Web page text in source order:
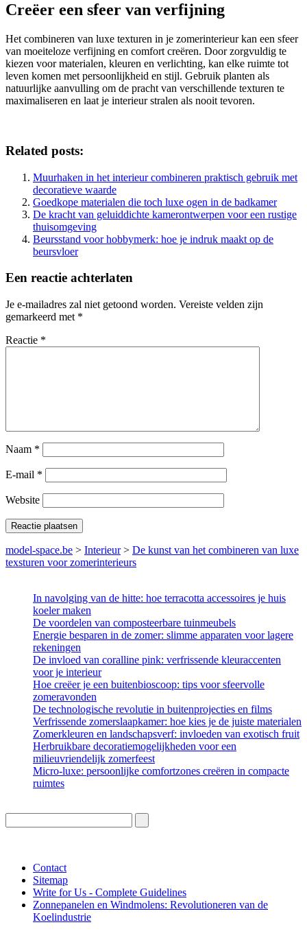
Creëer een sfeer van verfijning
Het combineren van luxe texturen in je zomerinterieur kan een sfeer
van moeiteloze verfijning en comfort creëren. Door zorgvuldig te
kiezen voor materialen, kleuren en verlichting, kan elke ruimte tot
leven komen met persoonlijkheid en stijl. Gebruik planten als
natuurlijke aanvulling om de pracht van verschillende texturen te
maximaliseren en laat je interieur stralen als nooit tevoren.
Related posts:
Muurhaken in het interieur combineren praktisch gebruik met
decoratieve waarde
Goedkope materialen die toch luxe ogen in de badkamer
De kracht van geluiddichte kamerontwerpen voor een rustige
thuisomgeving
Beursstand voor hobbymerk: hoe je indruk maakt op de
beursvloer
Een reactie achterlaten
Je e-mailadres zal niet getoond worden. Vereiste velden zijn
gemarkeerd met *
Reactie *
Naam *
E-mail *
Website
model-space.be > Interieur> De kunst van het combineren van luxe
texsturen voor zomerinterieurs
In navolging van de hitte: hoe terracotta accessoires je huis
koeler maken
De voordelen van composteerbare tuinmeubels
Energie besparen in de zomer: slimme apparaten voor lagere
rekeningen
De invloed van coralline pink: verfrissende kleuraccenten
voor je interieur
Hoe creëer je een buitenbioscoop: tips voor sfeervolle
zomeravonden
De technologische revolutie in buitenprojecties en films
Verfrissende zomerslaapkamer: hoe kies je de juiste materialen
Zomerkleuren en landschapsverf: invloeden van exotisch fruit
Herbruikbare decoratiemogelijkheden voor een
milieuvriendelijk zomerfeest
Micro-luxe: persoonlijke comfortzones creëren in compacte
ruimtes
Contact
Sitemap
Write for Us - Complete Guidelines
Zonnepanelen en Windmolens: Revolutioneren van de
Koelindustrie